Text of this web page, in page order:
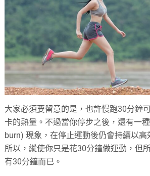
大家必須要留意的是，也許慢跑30分鐘
卡的熱量。不過當你停步之後，還有一
burn) 現象，在停止運動後仍會持續以高
所以，縱使你只是花30分鐘做運動，但
有30分鐘而已。